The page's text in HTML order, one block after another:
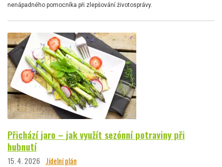
nenápadného pomocníka při zlepšování životosprávy.
Přichází jaro – jak využít sezónní potraviny při
hubnutí
15. 4. 2026 Jídelní plán